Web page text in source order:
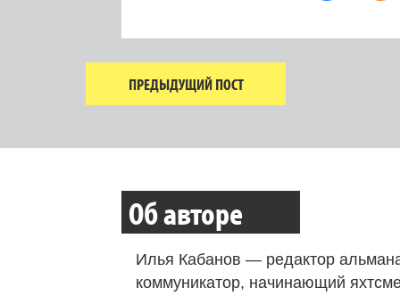
ПРЕДЫДУЩИЙ ПОСТ
Об авторе
Илья Кабанов — редактор
коммуникатор, начинающий